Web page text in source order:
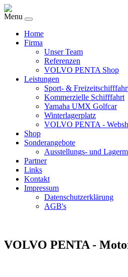
Menu
Home
Firma
Unser Team
Referenzen
VOLVO PENTA Shop
Leistungen
Sport- &
Kommerzielle Schifffahrt
Yamaha UMX Golfcar
Winterlagerplatz
VOLVO PENTA -
Shop
Sonderangebote
Ausstellungs- und
Partner
Links
Kontakt
Impressum
Datenschutzerklärung
AGB's
VOLVO PENTA -